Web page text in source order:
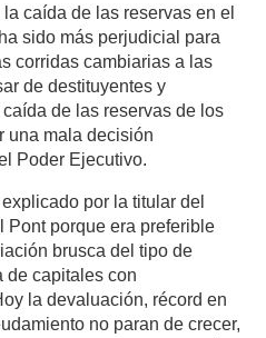
caída de las reservas en el
sido más perjudicial para
corridas cambiarias a las
de destituyentes y
de las reservas de los
una mala decisión
Poder Ejecutivo.
por la titular del
Pont porque era preferible
brusca del tipo de
de capitales con
la devaluación, récord en
no paran de crecer,